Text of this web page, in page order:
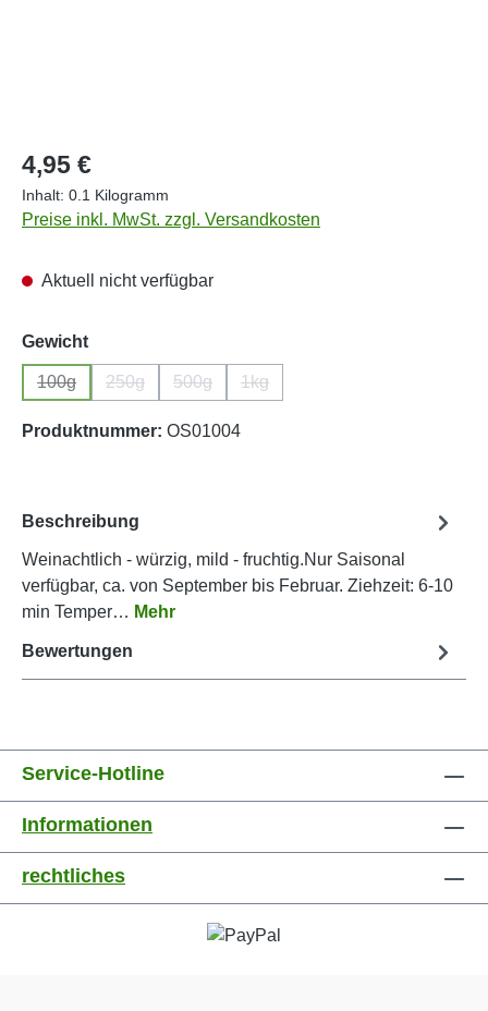
Regulärer Preis:
4,95 €
Inhalt: 0.1 Kilogramm
Preise inkl. MwSt. zzgl. Versandkosten
Aktuell nicht verfügbar
Gewichtauswählen
100g
(Diese Option ist zurzeit nicht verfügbar.)
250g
(Diese Option ist zurzeit nicht verfügbar.)
500g
(Diese Option ist zurzeit nicht verfügbar.)
1kg
(Diese Option ist zurzeit nicht
Produktnummer: OS01004
Beschreibung
Weinachtlich - würzig, mild - fruchtig.Nur Saisonal
verfügbar, ca. von September bis Februar. Ziehzeit: 6-10
min Temper… Mehr
Bewertungen
Service-Hotline
Informationen
rechtliches